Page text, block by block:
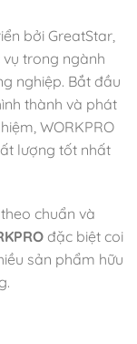
bởi GreatStar,
trong ngành
nghiệp. Bắt đầu
thành và phát
WORKPRO
lượng tốt nhất
chuẩn và
đặc biệt coi
sản phẩm hữu